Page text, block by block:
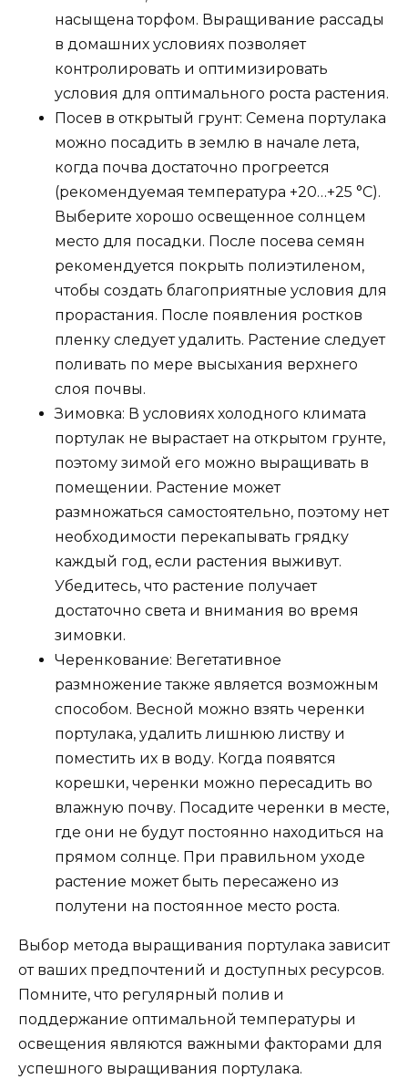
насыщена торфом. Выращивание рассады
в домашних условиях позволяет
контролировать и оптимизировать
условия для оптимального роста растения.
Посев в открытый грунт: Семена портулака
можно посадить в землю в начале лета,
когда почва достаточно прогреется
(рекомендуемая температура +20…+25 °C).
Выберите хорошо освещенное солнцем
место для посадки. После посева семян
рекомендуется покрыть полиэтиленом,
чтобы создать благоприятные условия для
прорастания. После появления ростков
пленку следует удалить. Растение следует
поливать по мере высыхания верхнего
слоя почвы.
Зимовка: В условиях холодного климата
портулак не вырастает на открытом грунте,
поэтому зимой его можно выращивать в
помещении. Растение может
размножаться самостоятельно, поэтому нет
необходимости перекапывать грядку
каждый год, если растения выживут.
Убедитесь, что растение получает
достаточно света и внимания во время
зимовки.
Черенкование: Вегетативное
размножение также является возможным
способом. Весной можно взять черенки
портулака, удалить лишнюю листву и
поместить их в воду. Когда появятся
корешки, черенки можно пересадить во
влажную почву. Посадите черенки в месте,
где они не будут постоянно находиться на
прямом солнце. При правильном уходе
растение может быть пересажено из
полутени на постоянное место роста.
Выбор метода выращивания портулака зависит
от ваших предпочтений и доступных ресурсов.
Помните, что регулярный полив и
поддержание оптимальной температуры и
освещения являются важными факторами для
успешного выращивания портулака.